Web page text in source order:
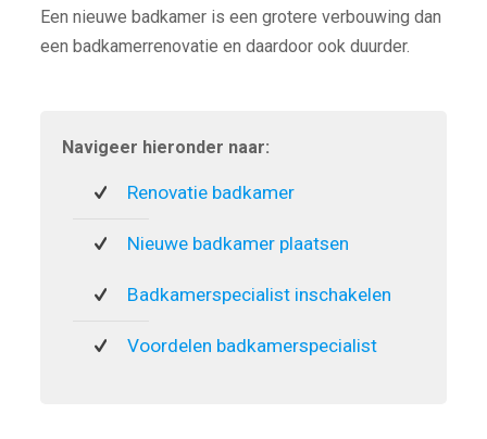
Een nieuwe badkamer is een grotere verbouwing dan
een badkamerrenovatie en daardoor ook duurder.
Navigeer hieronder naar:
Renovatie badkamer
Nieuwe badkamer plaatsen
Badkamerspecialist inschakelen
Voordelen badkamerspecialist